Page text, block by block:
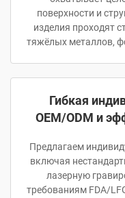
поверхности и
изделия проходят
тяжёлых металлов,
Гибкая
OEM/ODM и
Предлагаем
включая
лазерную
требованиям FDA/